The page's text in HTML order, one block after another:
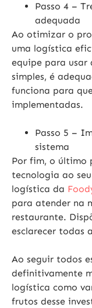
Passo 4 –
adequada
Ao otimizar o
uma logística
equipe para usar
simples, é
funciona para
implementadas.
Passo 5 –
sistema
Por fim, o último
tecnologia ao
logística da
para atender na
restaurante.
esclarecer todas
Ao seguir todos
definitivamente
logística como
frutos desse